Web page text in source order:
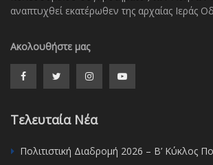
αναπτυχθεί εκατέρωθεν της αρχαίας Ιεράς
Ακολουθήστε μας
Τελευταία Νέα
Πολιτιστική Διαδρομή 2026 – Β’ Κύκλος